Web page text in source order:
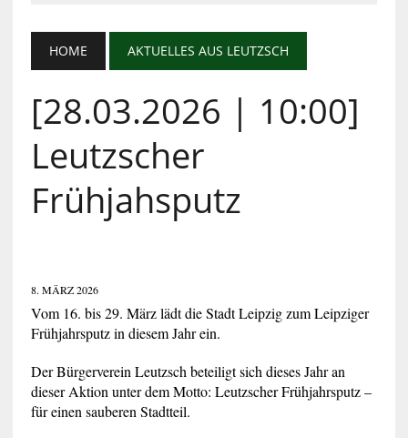
HOME AKTUELLES AUS LEUTZSCH
[28.03.2026 | 10:00]
Leutzscher
Frühjahsputz
8. MÄRZ 2026
Vom 16. bis 29. März lädt die Stadt Leipzig zum Leipziger
Frühjahrsputz in diesem Jahr ein.
Der Bürgerverein Leutzsch beteiligt sich dieses Jahr an
dieser Aktion unter dem Motto: Leutzscher Frühjahrsputz –
für einen sauberen Stadtteil.